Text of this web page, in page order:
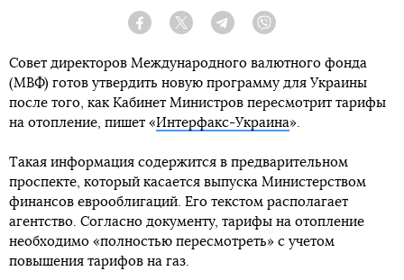
Facebook Twitter Telegram
Совет директоров Международного валютного фонда
(МВФ) готов утвердить новую программу для Украины
после того, как Кабинет Министров пересмотрит тарифы
на отопление, пишет «Интерфакс-Украина».
Такая информация содержится в предварительном
проспекте, который касается выпуска Министерством
финансов еврооблигаций. Его текстом располагает
агентство. Согласно документу, тарифы на отопление
необходимо «полностью пересмотреть» с учетом
повышения тарифов на газ.